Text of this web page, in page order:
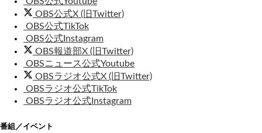
OBS公式X (旧Twitter)
OBS公式TikTok
OBS公式Instagram
OBS報道部X (旧Twitter)
OBSニュース公式Youtube
OBSラジオ公式X (旧Twitter)
OBSラジオ公式TikTok
OBSラジオ公式Instagram
番組／イベント